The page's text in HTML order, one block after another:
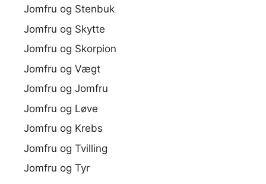
Jomfru og Stenbuk
Jomfru og Skytte
Jomfru og Skorpion
Jomfru og Vægt
Jomfru og Jomfru
Jomfru og Løve
Jomfru og Krebs
Jomfru og Tvilling
Jomfru og Tyr